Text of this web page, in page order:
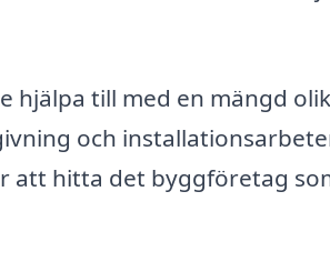
hjälpa till med en mängd
och
att hitta det byggföretag